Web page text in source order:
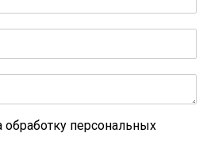
персональных